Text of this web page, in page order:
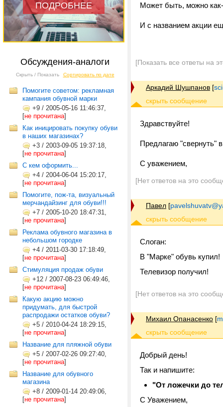
ПОДРОБНЕЕ
Обсуждения-аналоги
Скрыть / Показать Сортировать по дате
Помогите советом: рекламная
кампания обувной марки
+9 / 2005-05-16 11:46:37,
[не прочитана]
Как иницировать покупку обуви
в наших магазинах?
+3 / 2003-09-05 19:37:18,
[не прочитана]
С кем оформить...
+4 / 2004-06-04 15:20:17,
[не прочитана]
Помогите, пож-та, визуальный
мерчандайзинг для обуви!!!
+7 / 2005-10-20 18:47:31,
[не прочитана]
Реклама обувного магазина в
небольшом городке
+4 / 2011-03-30 17:18:49,
[не прочитана]
Стимуляция продаж обуви
+12 / 2007-08-23 06:49:46,
[не прочитана]
Какую акцию можно
придумать, для быстрой
распродажи остатков обуви?
+5 / 2010-04-24 18:29:15,
[не прочитана]
Название для пляжной обуви
+5 / 2007-02-26 09:27:40,
[не прочитана]
Название для обувного
магазина
+8 / 2009-01-14 20:49:06,
[не прочитана]
Может быть, можно
И с названием акции
[Показать все ответы на
Аркадий Шушпанов [
Здравствуйте!
Предлагаю "свернуть"
С уважением,
[Нет ответов на это
Павел [
Слоган:
В "Марке" обувь купил!
Телевизор получил!
[Нет ответов на это
Михаил Опанасенко [
Добрый день!
Так и напишите:
"От ложечки до
С Уважением,